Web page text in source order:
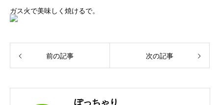
ガス火で美味しく焼けるで。
前の記事 次の記事
ぽっちゃり